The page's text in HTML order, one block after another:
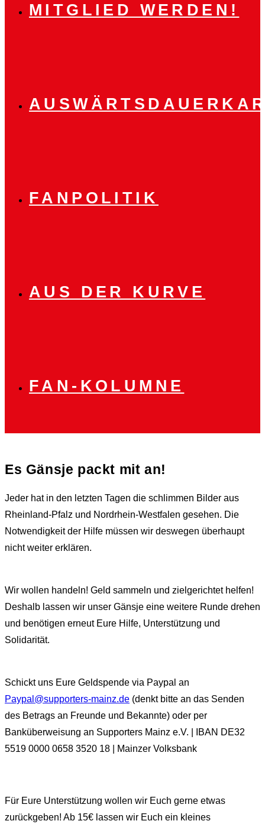
MITGLIED WERDEN!
FANPOLITIK
AUS DER KURVE
FAN-KOLUMNE
Es Gänsje packt mit an!
Jeder hat in den letzten Tagen die schlimmen Bilder aus
Rheinland-Pfalz und Nordrhein-Westfalen gesehen. Die
Notwendigkeit der Hilfe müssen wir deswegen überhaupt
nicht weiter erklären.
Wir wollen handeln! Geld sammeln und zielgerichtet helfen!
Deshalb lassen wir unser Gänsje eine weitere Runde drehen
und benötigen erneut Eure Hilfe, Unterstützung und
Solidarität.
Schickt uns Eure Geldspende via Paypal an
Paypal@supporters-mainz.de (denkt bitte an das Senden
des Betrags an Freunde und Bekannte) oder per
Banküberweisung an Supporters Mainz e.V. | IBAN DE32
5519 0000 0658 3520 18 | Mainzer Volksbank
Für Eure Unterstützung wollen wir Euch gerne etwas
zurückgeben! Ab 15€ lassen wir Euch ein kleines